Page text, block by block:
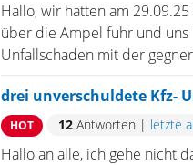
Hallo, wir hatten am
über die Ampel fuhr und
Unfallschaden mit der
drei unverschuldete Kfz-
HOT 12 Antworten | letzte
Hallo an alle, ich gehe nicht